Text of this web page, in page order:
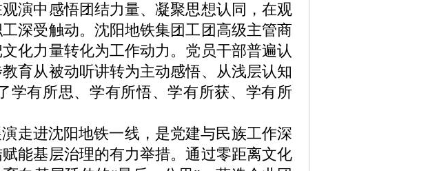
演中感悟团结力量、凝聚思想认同，在观
深受触动。沈阳地铁集团工团高级主管商
化力量转化为工作动力。党员干部普遍认
育从被动听讲转为主动感悟、从浅层认知
学有所思、学有所悟、学有所获、学有所
进沈阳地铁一线，是党建与民族工作深
能基层治理的有力举措。通过零距离文化